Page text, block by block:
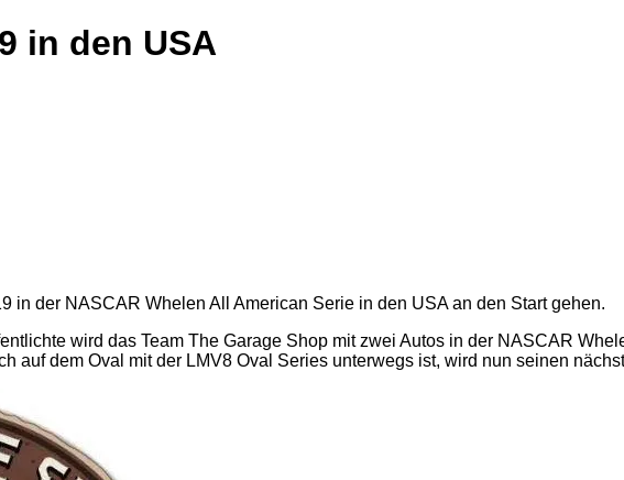
in den USA
in der NASCAR Whelen All American Serie in den USA an den Start gehen.
wird das Team The Garage Shop mit zwei Autos in der NASCAR
auf dem Oval mit der LMV8 Oval Series unterwegs ist, wird nun seinen